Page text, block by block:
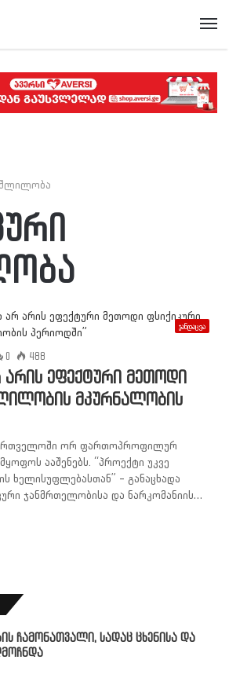
ჯანდაცვა
0 488
ეფექტური მეთოდი
მკურნალობის
ორ ფართოპროფილურ
ააშენებს. “პროექტი უკვე
ხელისუფლებასთან” – განაცხადა
ჯანმრთელობისა და ნარკომანიის…
ჩამონათვალი, სადაც ცხენისა და